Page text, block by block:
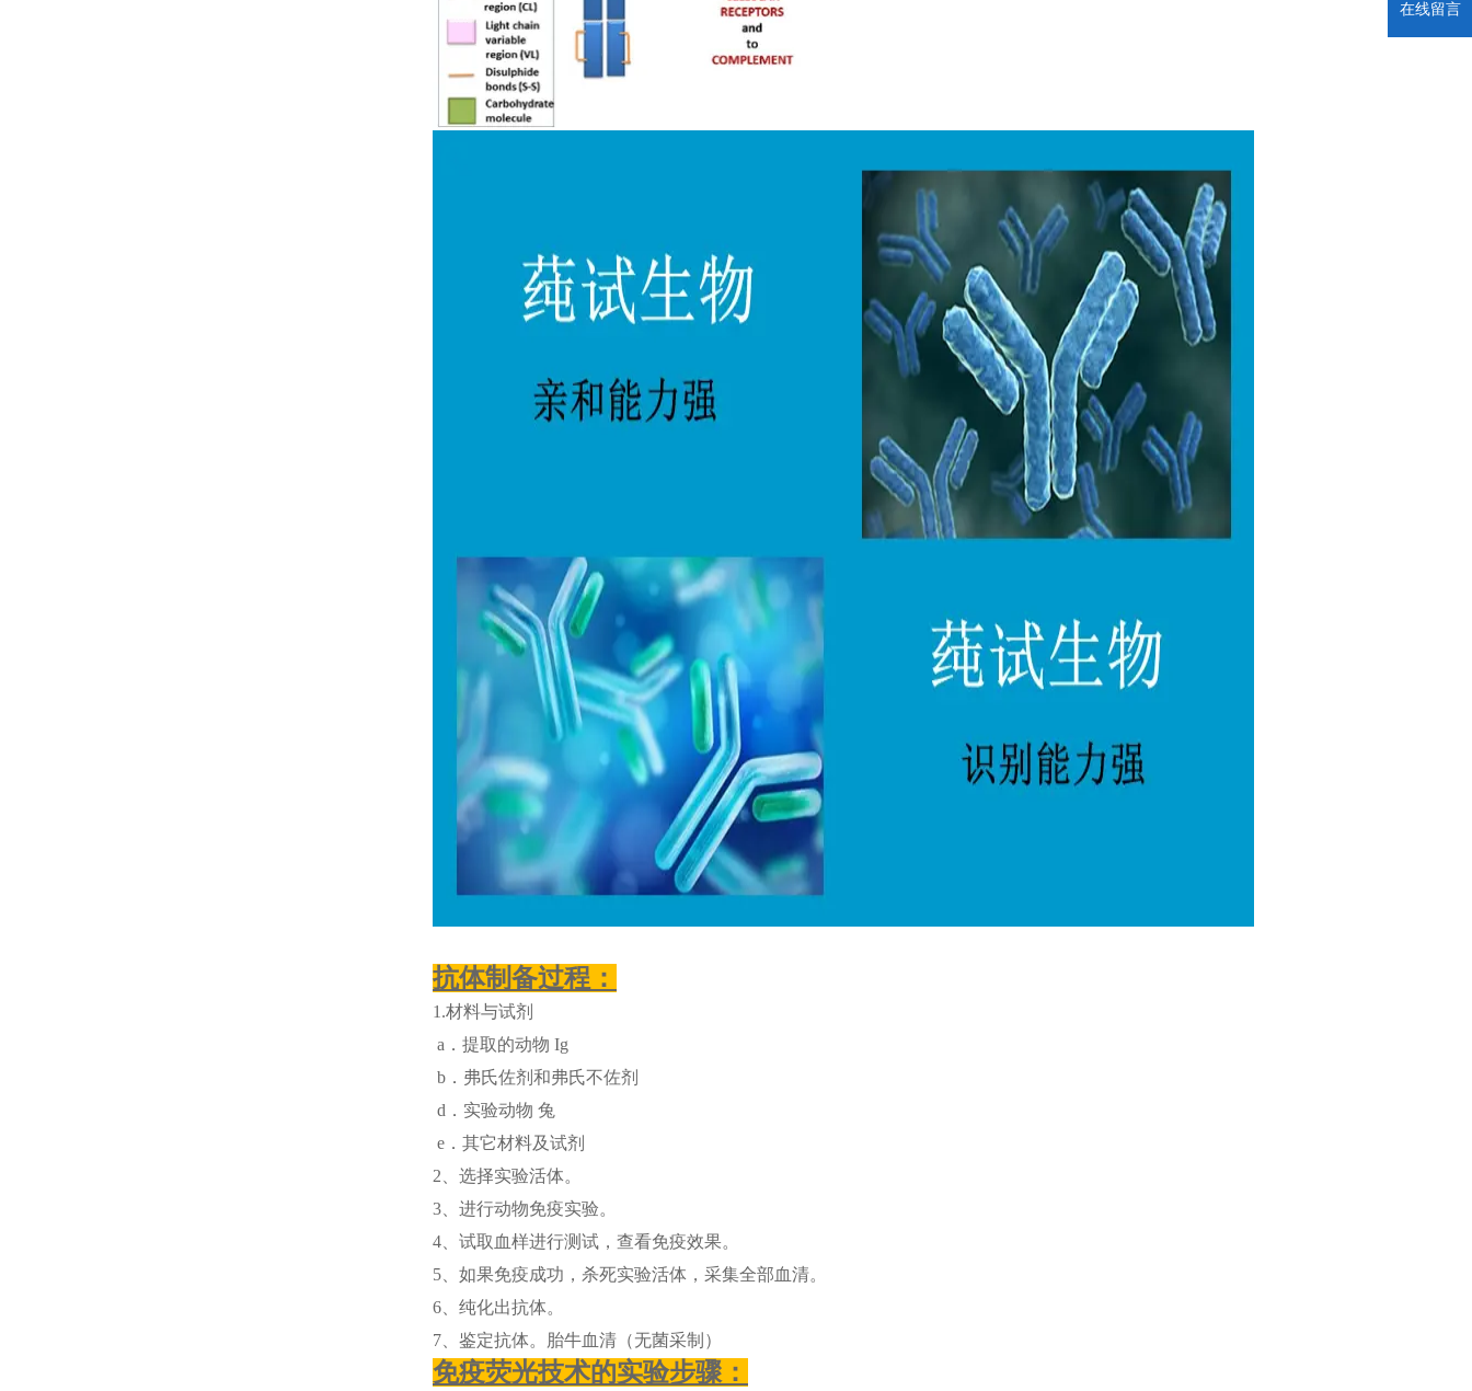
抗体制备过程：
1.材料与试剂
a．提取的动物 Ig
b．弗氏佐剂和弗氏不佐剂
d．实验动物 兔
e．其它材料及试剂
2、选择实验活体。
3、进行动物免疫实验。
4、试取血样进行测试，查看免疫效果。
5、如果免疫成功，杀死实验活体，采集全部血清。
6、纯化出抗体。
7、鉴定抗体。胎牛血清（无菌采制）
免疫荧光技术的实验步骤：
在线留言